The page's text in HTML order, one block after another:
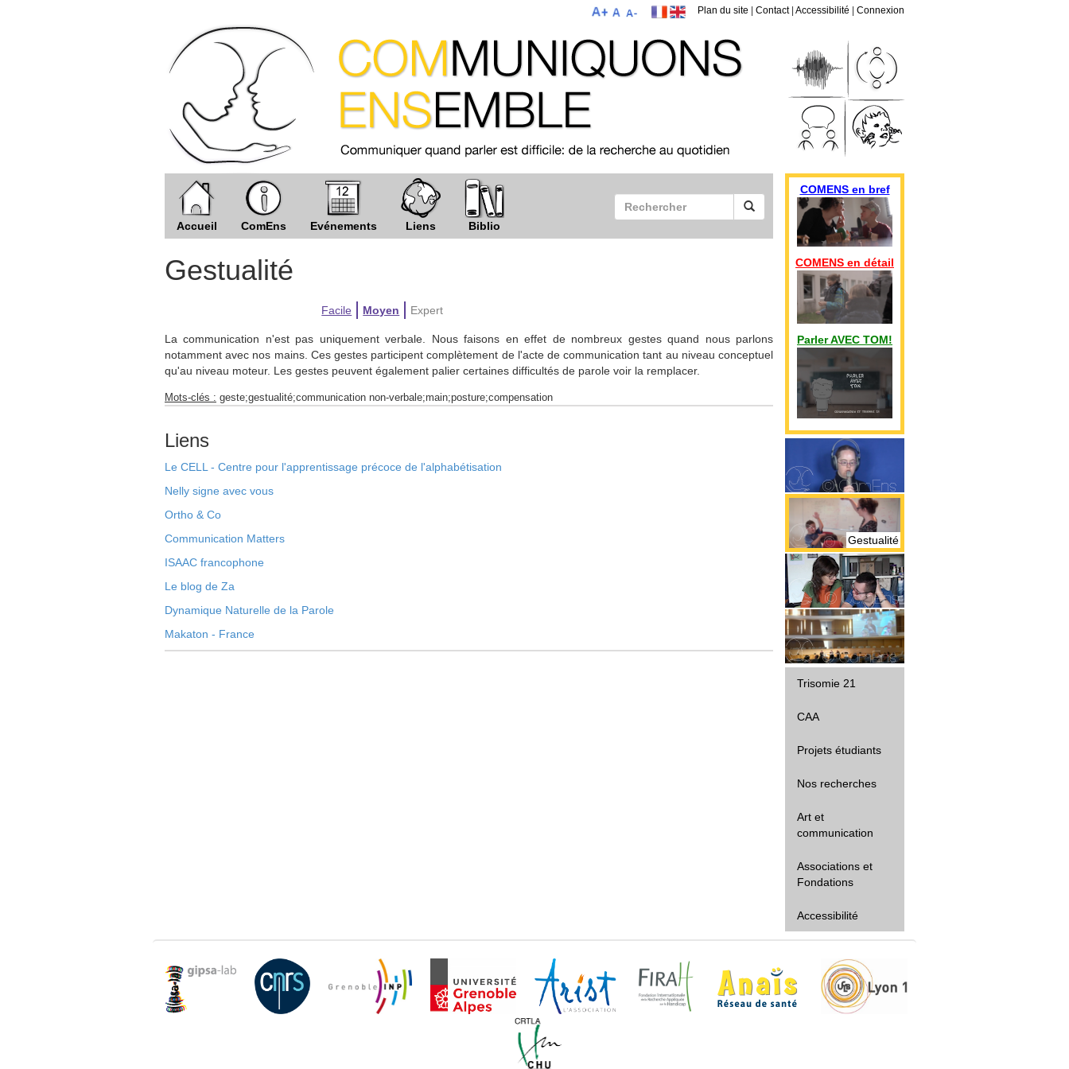
Plan du site Contact Accessibilité Connexion
Accueil ComEns Evénements Liens Biblio
Gestualité
Facile Moyen Expert
La communication n'est pas uniquement verbale. Nous faisons en effet de nombreux gestes quand nous parlons
notamment avec nos mains. Ces gestes participent complètement de l'acte de communication tant au niveau conceptuel
qu'au niveau moteur. Les gestes peuvent également palier certaines difficultés de parole voir la remplacer.
Mots-clés : geste;gestualité;communication non-verbale;main;posture;compensation
Liens
Le CELL - Centre pour l'apprentissage précoce de l'alphabétisation
Nelly signe avec vous
Ortho & Co
Communication Matters
ISAAC francophone
Le blog de Za
Dynamique Naturelle de la Parole
Makaton - France
COMENS en bref
COMENS en détail
Parler AVEC TOM!
Parole
Gestualité
Interaction
Diffusion
Trisomie 21
CAA
Projets étudiants
Nos recherches
Art et
communication
Associations et
Fondations
Accessibilité